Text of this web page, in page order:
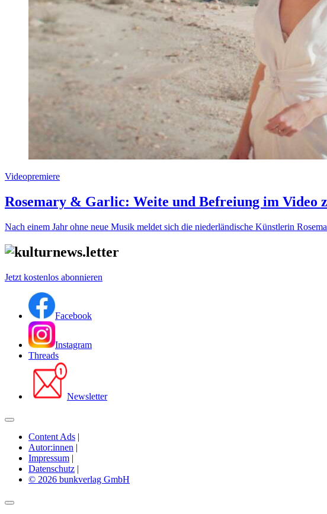
Videopremiere
Rosemary & Garlic: Weite und Befreiung im Video
Nach einem Jahr ohne neue Musik meldet sich die niederländische Künstlerin
Jetzt kostenlos abonnieren
Facebook
Instagram
Threads
Newsletter
Content Ads |
Autor:innen |
Impressum |
Datenschutz |
© 2026 bunkverlag GmbH